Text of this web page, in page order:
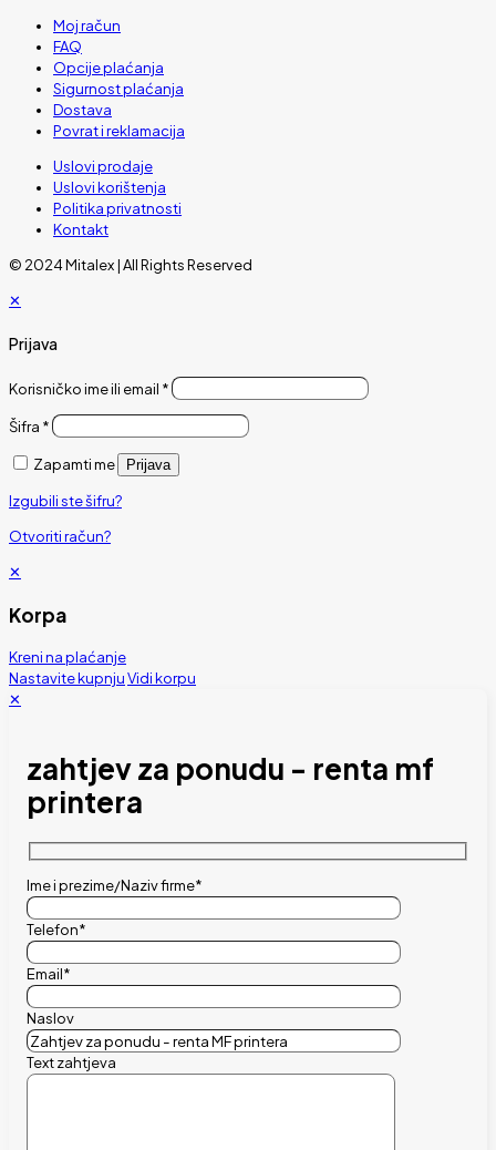
Moj račun
FAQ
Opcije plaćanja
Sigurnost plaćanja
Dostava
Povrat i reklamacija
Uslovi prodaje
Uslovi korištenja
Politika privatnosti
Kontakt
© 2024 Mitalex | All Rights Reserved
✕
Prijava
Korisničko ime ili email *
Šifra *
Zapamti me Prijava
Izgubili ste šifru?
Otvoriti račun?
✕
Korpa
Kreni na plaćanje
Nastavite kupnjuVidi korpu
✕
zahtjev za ponudu - renta mf
printera
Ime i prezime/Naziv firme*
Telefon*
Email*
Naslov
Text zahtjeva